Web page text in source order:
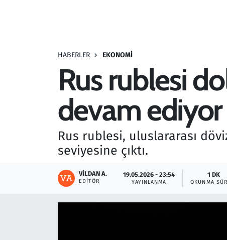
HABERLER EKONOMI
Rus rublesi
devam ediyor
Rus rublesi, uluslararası
seviyesine çıktı.
VILDAN A.
EDITÖR
19.05.2026 - 23:54
YAYINLANMA
1 DK
OKUNMA
Savunma Sanayi
Teknoloji ve Bilim
Televizyon